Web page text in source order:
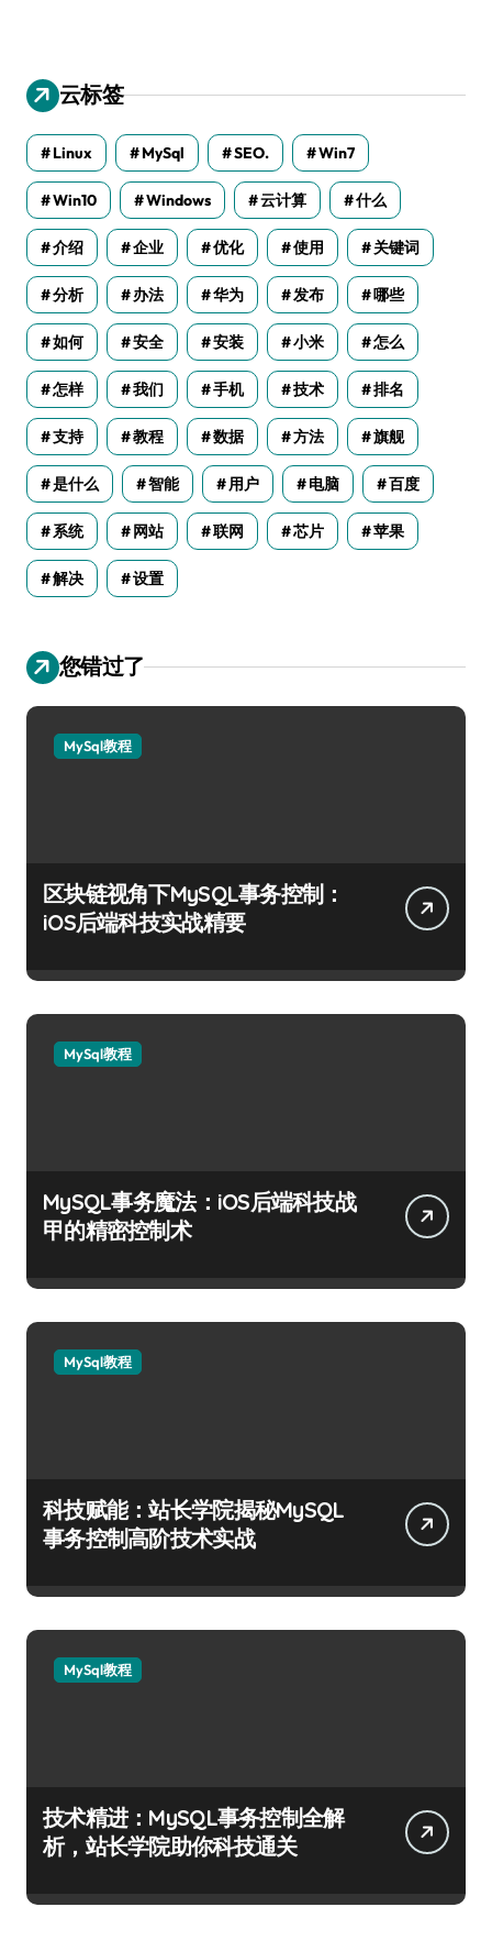
云标签
Linux MySql SEO. Win7
Win10 Windows 云计算 什么
介绍 企业 优化 使用 关键词
分析 办法 华为 发布 哪些
如何 安全 安装 小米 怎么
怎样 我们 手机 技术 排名
支持 教程 数据 方法 旗舰
是什么 智能 用户 电脑 百度
系统 网站 联网 芯片 苹果
解决 设置
您错过了
MySql教程
区块链视角下MySQL事务控制：
iOS后端科技实战精要
MySql教程
MySQL事务魔法：iOS后端科技战
甲的精密控制术
MySql教程
科技赋能：站长学院揭秘MySQL
事务控制高阶技术实战
MySql教程
技术精进：MySQL事务控制全解
析，站长学院助你科技通关